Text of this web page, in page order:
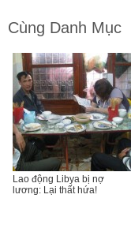
Cùng Danh Mục
Lao động Libya bị nợ
lương: Lại thất hứa!